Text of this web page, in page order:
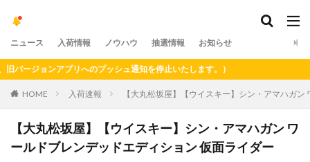
ニュース 入荷情報 ノウハウ 抽選情報 お知らせ
ョンアプリへのプッシュ通知を停止いたします。）
HOME 入荷速報 【大丸松坂屋】【ウイスキー】シン・アマハガ
【大丸松坂屋】【ウイスキー】シン・アマハガン ワ
ールドブレンデッドエディション 仮面ライダー